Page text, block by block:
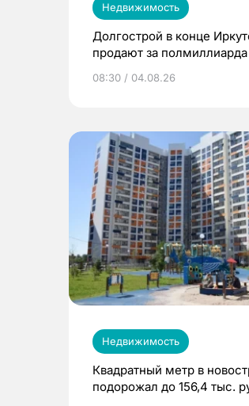
Недвижимость
Долгострой в конце
продают за
08:30 / 04.08.26
Недвижимость
Квадратный метр в
подорожал до 156,4 тыс.